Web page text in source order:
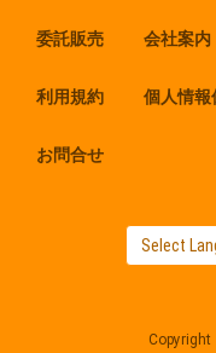
委託販売 会社案内
利用規約 個人情報
お問合せ
Copyright